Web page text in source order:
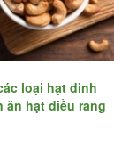
muối có giúp
hạt điều rang
đúng mà